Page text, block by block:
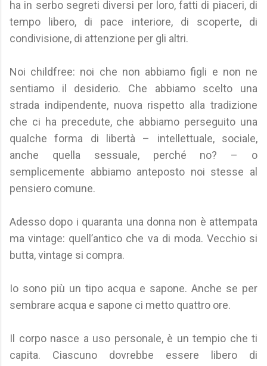
ha in serbo segreti diversi per loro, fatti di piaceri, di
tempo libero, di pace interiore, di scoperte, di
condivisione, di attenzione per gli altri.
Noi childfree: noi che non abbiamo figli e non ne
sentiamo il desiderio. Che abbiamo scelto una
strada indipendente, nuova rispetto alla tradizione
che ci ha precedute, che abbiamo perseguito una
qualche forma di libertà – intellettuale, sociale,
anche quella sessuale, perché no? – o
semplicemente abbiamo anteposto noi stesse al
pensiero comune.
Adesso dopo i quaranta una donna non è attempata
ma vintage: quell’antico che va di moda. Vecchio si
butta, vintage si compra.
Io sono più un tipo acqua e sapone. Anche se per
sembrare acqua e sapone ci metto quattro ore.
Il corpo nasce a uso personale, è un tempio che ti
capita. Ciascuno dovrebbe essere libero di